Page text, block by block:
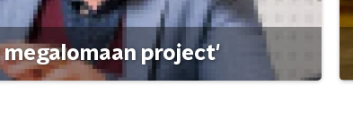
project'